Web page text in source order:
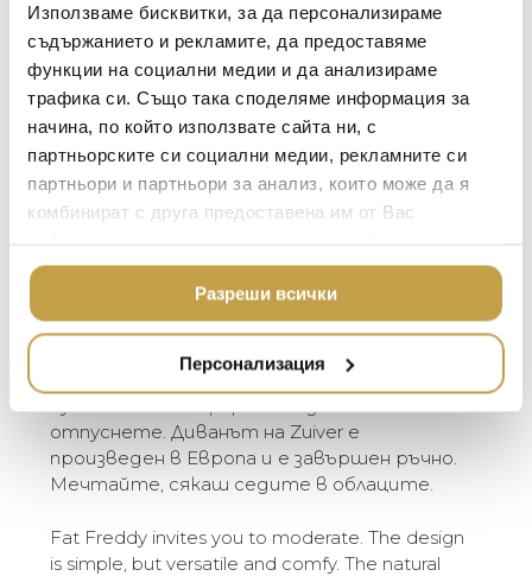
Използваме бисквитки, за да персонализираме
съдържанието и рекламите, да предоставяме
функции на социални медии и да анализираме
трафика си. Също така споделяме информация за
начина, по който използвате сайта ни, с
партньорските си социални медии, рекламните си
партньори и партньори за анализ, които може да я
комбинират с друга предоставена им от Вас
ползването от Ваша страна на услугите им.
Разреши всички
Персонализация
Максимално
натоварване
/ Maximum
weight load
300 kg
* Наш консултант ще се свърже с Вас за
доставката. / Our representative will contact
Fat Freddy ви кани да се забавлявате.
Дизайнът е семпъл, но гъвкав и удобен.
Естествените цветове и удобните
места за сядане ви карат да се
отпуснете. Диванът на Zuiver е
произведен в Европа и е завършен ръчно.
Мечтайте, сякаш седите в облаците.
Fat Freddy invites you to moderate. The design
is simple, but versatile and comfy. The natural
ЗА МАСАТА
ТЕКСТИЛ ЗА ДОМА
АРОМАТИ ЗА ДОМА
ИЗКУСТВО И КНИГИ
ВИСОК КЛАС
МЕБЕЛИ
ПОДАРЪЦИ
BACCARAT
TOM DIXON
MICHAEL ARAM
ASSOULINE
SELETTI
DOLCE & GABBANA
ETHNICRAFT
ZUIVER
DUTCHBONE